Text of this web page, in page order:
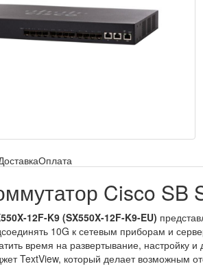
Оплата
Cisco SB
12F-K9 (SX550X-12F-K9-EU)
10G к сетевым приборам и
время на развертывание, настройку
TextView, который делает возможным